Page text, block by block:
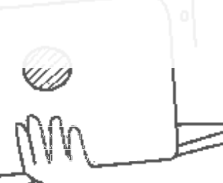
+48 539 305 780
www.primajobcenter.eu
www.primajobcenter.de
info[at]primajobcenter.eu